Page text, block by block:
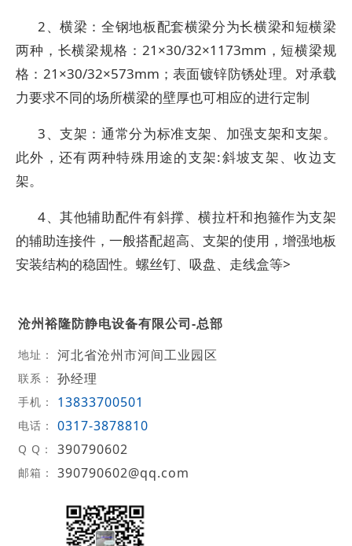
2、横梁：全钢地板配套横梁分为长横梁和短横梁
两种，长横梁规格：21×30/32×1173mm，短横梁规
格：21×30/32×573mm；表面镀锌防锈处理。对承载
力要求不同的场所横梁的壁厚也可相应的进行定制
3、支架：通常分为标准支架、加强支架和支架。
此外，还有两种特殊用途的支架:斜坡支架、收边支
架。
4、其他辅助配件有斜撑、横拉杆和抱箍作为支架
的辅助连接件，一般搭配超高、支架的使用，增强地板
安装结构的稳固性。螺丝钉、吸盘、走线盒等>
沧州裕隆防静电设备有限公司-总部
地址： 河北省沧州市河间工业园区
联系： 孙经理
手机： 13833700501
电话： 0317-3878810
Q Q： 390790602
邮箱： 390790602@qq.com